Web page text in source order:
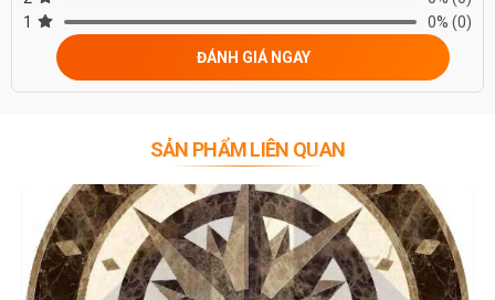
1
0% (0)
ĐÁNH GIÁ NGAY
SẢN PHẨM LIÊN QUAN